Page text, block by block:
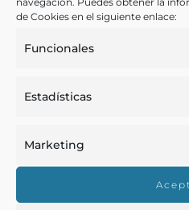
de Cookies en el siguiente enlace:
Funcionales
Estadísticas
Marketing